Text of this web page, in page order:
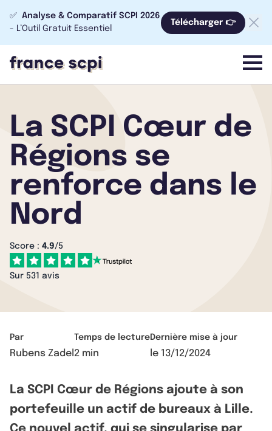
✅ Analyse & Comparatif SCPI 2026
- L’Outil Gratuit Essentiel
Télécharger 👉
menu
La SCPI Cœur de
Régions se
renforce dans le
Nord
Score : 4.9/5
Sur 531 avis
Par
Rubens Zadel
Temps de lecture
2 min
Dernière mise à jour
le 13/12/2024
La SCPI Cœur de Régions ajoute à son
portefeuille un actif de bureaux à Lille.